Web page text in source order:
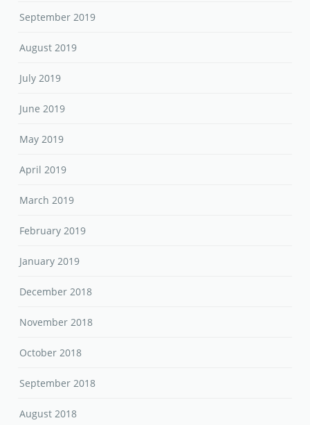
September 2019
August 2019
July 2019
June 2019
May 2019
April 2019
March 2019
February 2019
January 2019
December 2018
November 2018
October 2018
September 2018
August 2018